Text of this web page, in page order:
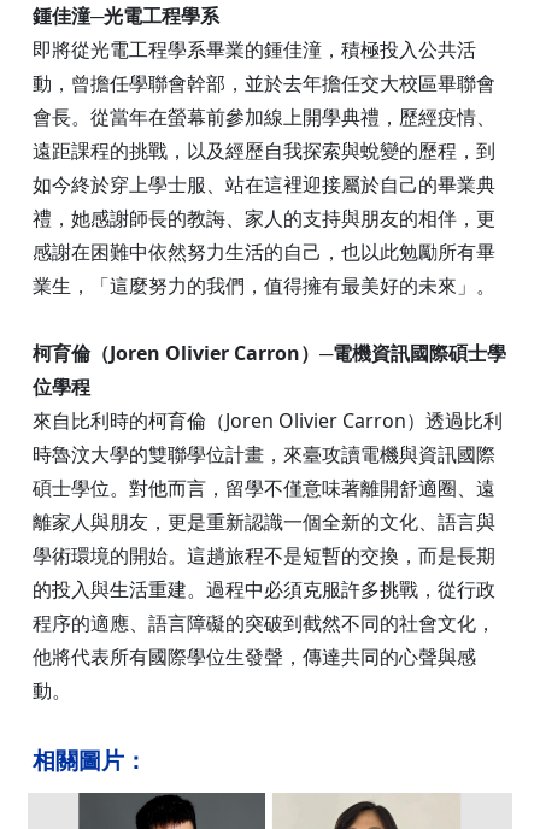
鍾佳潼─光電工程學系
即將從光電工程學系畢業的鍾佳潼，積極投入公共活
動，曾擔任學聯會幹部，並於去年擔任交大校區畢聯會
會長。從當年在螢幕前參加線上開學典禮，歷經疫情、
遠距課程的挑戰，以及經歷自我探索與蛻變的歷程，到
如今終於穿上學士服、站在這裡迎接屬於自己的畢業典
禮，她感謝師長的教誨、家人的支持與朋友的相伴，更
感謝在困難中依然努力生活的自己，也以此勉勵所有畢
業生，「這麼努力的我們，值得擁有最美好的未來」。
柯育倫（Joren Olivier Carron）─電機資訊國際碩士學
位學程
來自比利時的柯育倫（Joren Olivier Carron）透過比利
時魯汶大學的雙聯學位計畫，來臺攻讀電機與資訊國際
碩士學位。對他而言，留學不僅意味著離開舒適圈、遠
離家人與朋友，更是重新認識一個全新的文化、語言與
學術環境的開始。這趟旅程不是短暫的交換，而是長期
的投入與生活重建。過程中必須克服許多挑戰，從行政
程序的適應、語言障礙的突破到截然不同的社會文化，
他將代表所有國際學位生發聲，傳達共同的心聲與感
動。
相關圖片：